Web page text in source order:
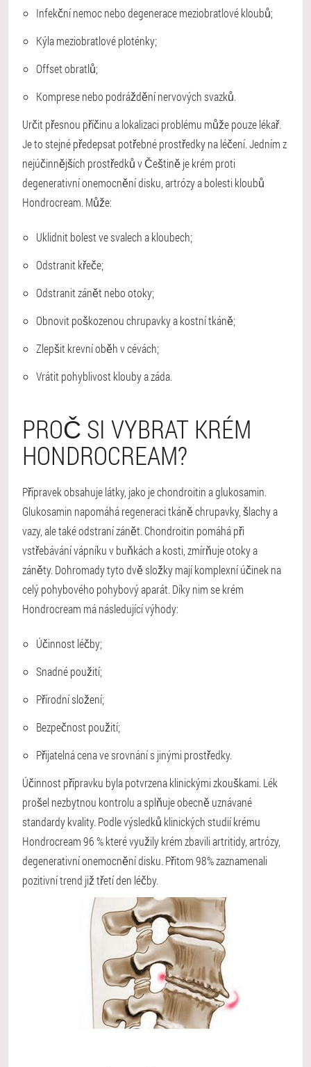
Infekční nemoc nebo degenerace meziobratlové kloubů;
Kýla meziobratlové ploténky;
Offset obratlů;
Komprese nebo podráždění nervových svazků.
Určit přesnou příčinu a lokalizaci problému může pouze lékař.
Je to stejné předepsat potřebné prostředky na léčení. Jedním z
nejúčinnějších prostředků v Češtině je krém proti
degenerativní onemocnění disku, artrózy a bolesti kloubů
Hondrocream. Může:
Uklidnit bolest ve svalech a kloubech;
Odstranit křeče;
Odstranit zánět nebo otoky;
Obnovit poškozenou chrupavky a kostní tkáně;
Zlepšit krevní oběh v cévách;
Vrátit pohyblivost klouby a záda.
PROČ SI VYBRAT KRÉM
HONDROCREAM?
Přípravek obsahuje látky, jako jechondroitin a glukosamin.
Glukosamin napomáhá regeneraci tkáně chrupavky, šlachy a
vazy, ale také odstraní zánět. Chondroitin pomáhá při
vstřebávání vápníku v buňkách a kosti, zmírňuje otoky a
záněty. Dohromady tyto dvě složky mají komplexní účinek na
celý pohybového pohybový aparát. Díky nim se krém
Hondrocream má následující výhody:
Účinnost léčby;
Snadné použití;
Přírodní složení;
Bezpečnost použití;
Přijatelná cena ve srovnání s jinými prostředky.
Účinnost přípravku byla potvrzena klinickými zkouškami. Lék
prošel nezbytnou kontrolu a splňuje obecně uznávané
standardy kvality. Podle výsledků klinických studií krému
Hondrocream96 %které využily krém zbavili artritidy, artrózy,
degenerativní onemocnění disku. Přitom98%zaznamenali
pozitivní trend již třetí den léčby.